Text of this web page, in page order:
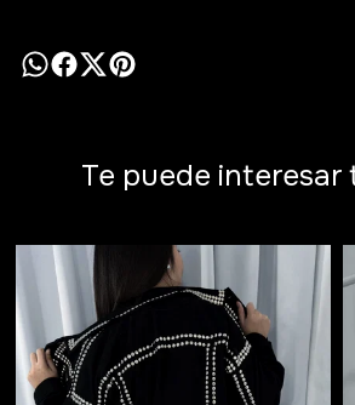
Te puede interesar